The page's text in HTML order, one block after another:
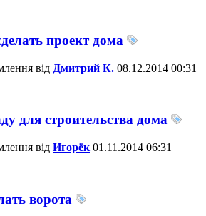
проект дома
від Дмитрий К. 08.12.2014 00:31
для строительства дома
від Игорёк 01.11.2014 06:31
ворота